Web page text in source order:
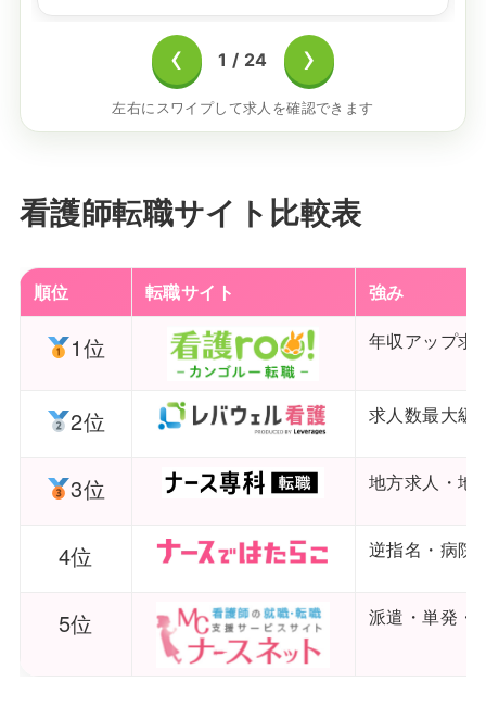
‹ 1 / 24 ›
左右にスワイプして求人を確認できます
看護師転職サイト比較表
順位 転職サイト 強み
1位 年収アップ求
2位 求人数最大級
3位 地方求人・地
4位 逆指名・病院
5位 派遣・単発・